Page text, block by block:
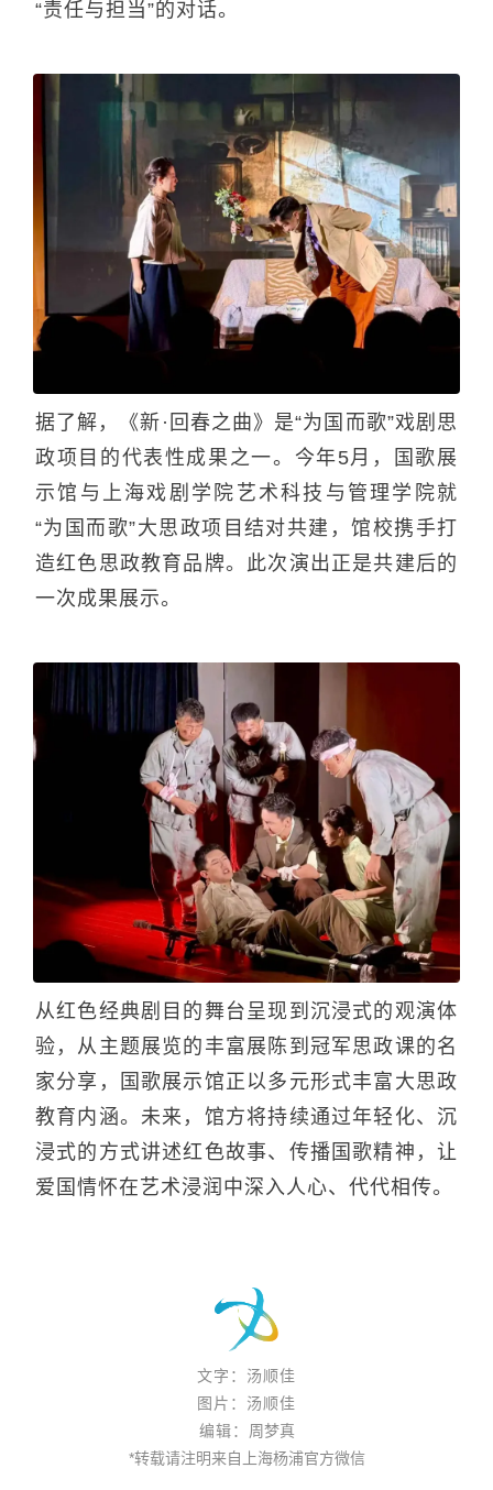
“责任与担当”的对话。
据了解，《新·回春之曲》是“为国而歌”戏剧思
政项目的代表性成果之一。今年5月，国歌展
示馆与上海戏剧学院艺术科技与管理学院就
“为国而歌”大思政项目结对共建，馆校携手打
造红色思政教育品牌。此次演出正是共建后的
一次成果展示。
从红色经典剧目的舞台呈现到沉浸式的观演体
验，从主题展览的丰富展陈到冠军思政课的名
家分享，国歌展示馆正以多元形式丰富大思政
教育内涵。未来，馆方将持续通过年轻化、沉
浸式的方式讲述红色故事、传播国歌精神，让
爱国情怀在艺术浸润中深入人心、代代相传。
文字：汤顺佳
图片：汤顺佳
编辑： 周梦真
*转载请注明来自上海杨浦官方微信